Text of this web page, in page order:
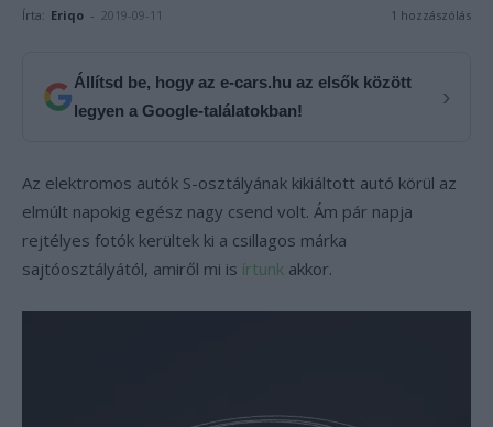
Írta: Eriqo - 2019-09-11 1 hozzászólás
Állítsd be, hogy az e-cars.hu az elsők között
legyen a Google-találatokban!
›
Az elektromos autók S-osztályának kikiáltott autó körül az
elmúlt napokig egész nagy csend volt. Ám pár napja
rejtélyes fotók kerültek ki a csillagos márka
sajtóosztályától, amiről mi is írtunk akkor.